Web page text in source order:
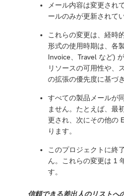
メール内容は変更され
ールのみが更新されて
これらの変更は、経時
形式の使用時期は、各
Invoice、Travel など)
リソースの可用性や、
の拡張の優先度に基づき
すべての製品メールが
ません。たとえば、最
更され、次にその他の
ります。
このプロジェクトに終
ん。これらの変更は 1
す。
信頼できる差出人のリストへ